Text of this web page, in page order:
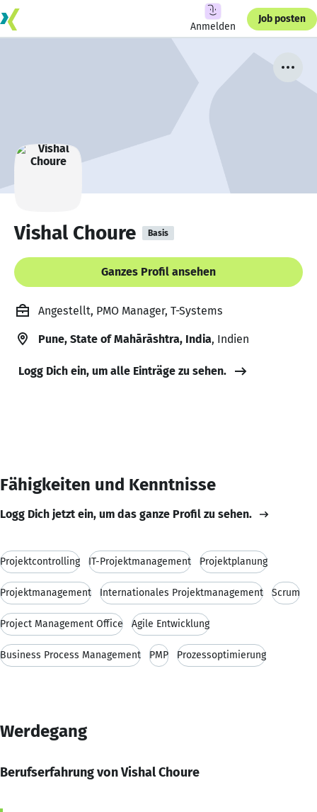
Anmelden
Job posten
Vishal Choure Basis
Ganzes Profil ansehen
Angestellt, PMO Manager, T-Systems
Pune, State of Mahārāshtra, India, Indien
Logg Dich ein, um alle Einträge zu sehen.
Fähigkeiten und Kenntnisse
Logg Dich jetzt ein, um das ganze Profil zu sehen.
Projektcontrolling IT-Projektmanagement Projektplanung
Projektmanagement Internationales Projektmanagement Scrum
Project Management Office Agile Entwicklung
Business Process Management PMP Prozessoptimierung
Werdegang
Berufserfahrung von Vishal Choure